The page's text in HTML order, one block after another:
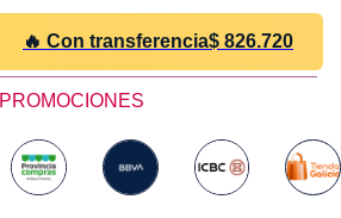
🔥 Con transferencia$ 826.720
PROMOCIONES